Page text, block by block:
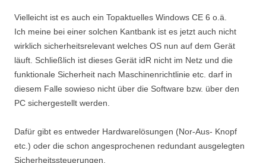
Vielleicht ist es auch ein Topaktuelles Windows CE 6 o.ä.
Ich meine bei einer solchen Kantbank ist es jetzt auch nicht
wirklich sicherheitsrelevant welches OS nun auf dem Gerät
läuft. Schließlich ist dieses Gerät idR nicht im Netz und die
funktionale Sicherheit nach Maschinenrichtlinie etc. darf in
diesem Falle sowieso nicht über die Software bzw. über den
PC sichergestellt werden.
Dafür gibt es entweder Hardwarelösungen (Nor-Aus- Knopf
etc.) oder die schon angesprochenen redundant ausgelegten
Sicherheitssteuerungen.